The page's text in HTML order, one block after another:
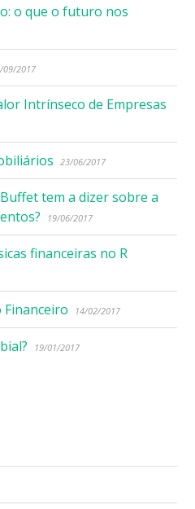
o que o futuro nos
09/2017
Intrínseco de Empresas
23/06/2017
tem a dizer sobre a
19/06/2017
financeiras no R
Financeiro 14/02/2017
19/01/2017